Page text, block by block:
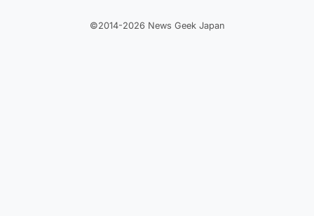
©2014-2026 News Geek Japan